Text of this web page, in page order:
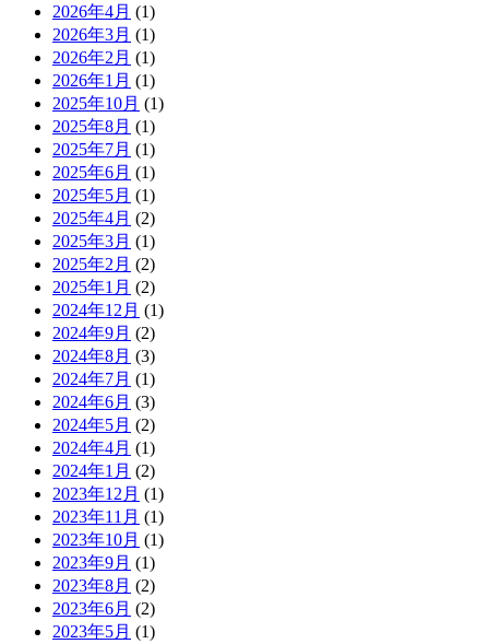
2026年4月 (1)
2026年3月 (1)
2026年2月 (1)
2026年1月 (1)
2025年10月 (1)
2025年8月 (1)
2025年7月 (1)
2025年6月 (1)
2025年5月 (1)
2025年4月 (2)
2025年3月 (1)
2025年2月 (2)
2025年1月 (2)
2024年12月 (1)
2024年9月 (2)
2024年8月 (3)
2024年7月 (1)
2024年6月 (3)
2024年5月 (2)
2024年4月 (1)
2024年1月 (2)
2023年12月 (1)
2023年11月 (1)
2023年10月 (1)
2023年9月 (1)
2023年8月 (2)
2023年6月 (2)
2023年5月 (1)